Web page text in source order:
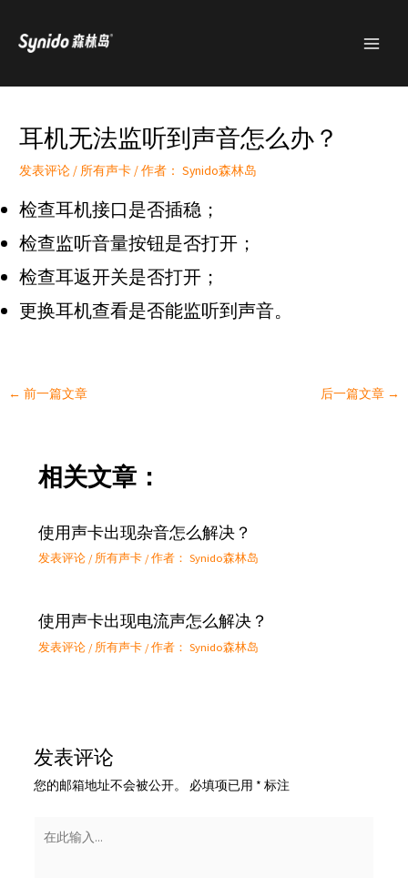
耳机无法监听到声音怎么办？
发表评论/ 所有声卡/ 作者： Synido森林岛
检查耳机接口是否插稳；
检查监听音量按钮是否打开；
检查耳返开关是否打开；
更换耳机查看是否能监听到声音。
← 前一篇文章 后一篇文章 →
相关文章：
使用声卡出现杂音怎么解决？
发表评论 /所有声卡/ 作者： Synido森林岛
使用声卡出现电流声怎么解决？
发表评论 /所有声卡/ 作者： Synido森林岛
发表评论
您的邮箱地址不会被公开。 必填项已用 * 标注